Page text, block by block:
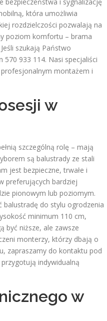
która umożliwia
rozdzielczości pozwalają na
poziom komfortu – brama
szukają Państwo
933 114. Nasi specjaliści
montażem i
w
szczególną rolę – mają
są balustrady ze stali
jest bezpieczne, trwałe i
preferujących bardziej
pionowym lub poziomym.
do stylu ogrodzenia
minimum 110 cm,
być niższe, ale zawsze
monterzy, którzy dbają o
zapraszamy do kontaktu pod
indywidualną
w